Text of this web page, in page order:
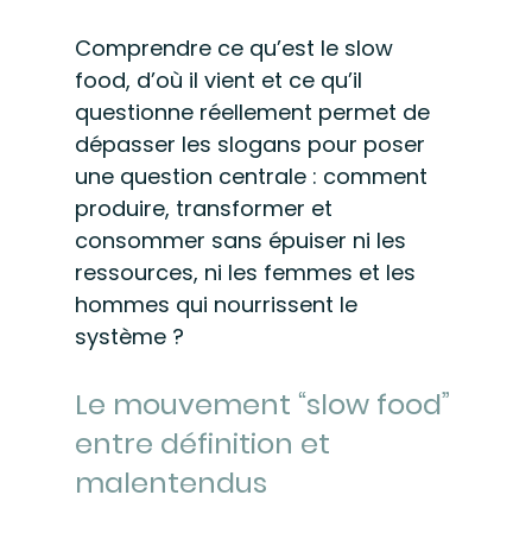
Comprendre ce qu’est le slow
food, d’où il vient et ce qu’il
questionne réellement permet de
dépasser les slogans pour poser
une question centrale : comment
produire, transformer et
consommer sans épuiser ni les
ressources, ni les femmes et les
hommes qui nourrissent le
système ?
Le mouvement “slow food”
entre définition et
malentendus